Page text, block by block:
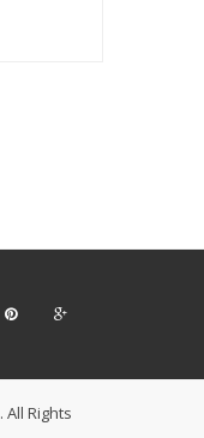
. All Rights